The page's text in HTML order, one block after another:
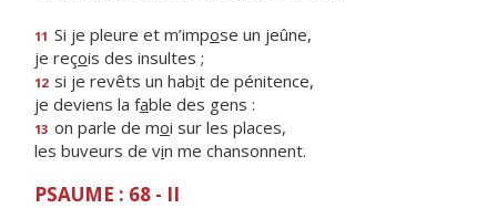
11 Si je pleure et m’impose un jeûne,
je reçois des insultes ;
12 si je revêts un habit de pénitence,
je deviens la fable des gens :
13 on parle de moi sur les places,
les buveurs de vin me chansonnent.
PSAUME : 68 - II